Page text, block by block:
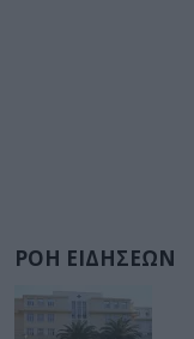
ΡΟΗ ΕΙΔΗΣΕΩΝ